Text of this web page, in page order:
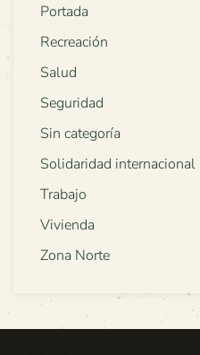
Portada
Recreación
Salud
Seguridad
Sin categoría
Solidaridad internacional
Trabajo
Vivienda
Zona Norte